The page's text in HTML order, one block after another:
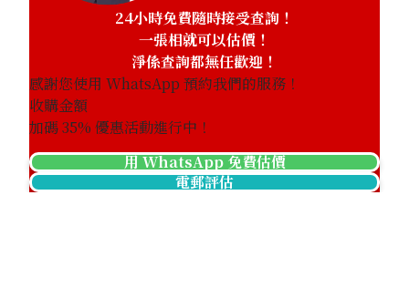
24小時免費隨時接受查詢！
一張相就可以估價！
淨係查詢都無任歡迎！
感謝您使用 WhatsApp 預約我們的服務！
收購金額
加碼35% 優惠活動進行中！
用 WhatsApp 免費估價
電郵評估